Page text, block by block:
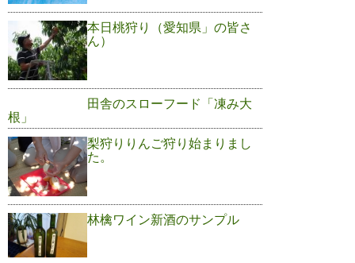
本日桃狩り（愛知県」の皆さ
ん）
田舎のスローフード「凍み大
根」
梨狩りりんご狩り始まりまし
た。
林檎ワイン新酒のサンプル